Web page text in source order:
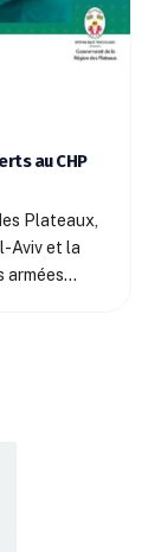
au CHP
Plateaux,
Aviv et la
armées…